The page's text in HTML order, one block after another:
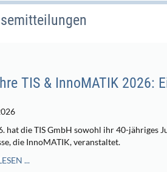
TIS & InnoMATIK 2026:
hat die TIS GmbH sowohl ihr 40-jähriges
die InnoMATIK, veranstaltet.
...